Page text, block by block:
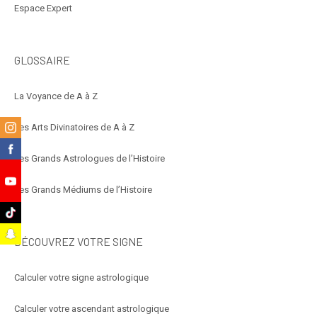
Espace Expert
GLOSSAIRE
La Voyance de A à Z
Les Arts Divinatoires de A à Z
Les Grands Astrologues de l’Histoire
Les Grands Médiums de l’Histoire
DÉCOUVREZ VOTRE SIGNE
Calculer votre signe astrologique
Calculer votre ascendant astrologique